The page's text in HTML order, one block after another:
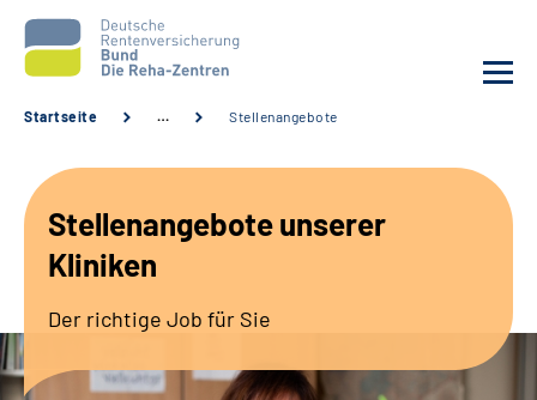
Unsere Kliniken
Startseite … Stellenangebote
Stellenangebote unserer
Kliniken
Der richtige Job für Sie